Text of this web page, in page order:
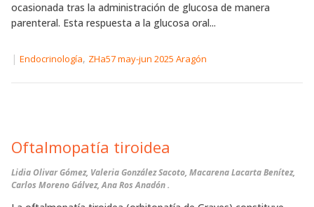
ocasionada tras la administración de glucosa de manera
parenteral. Esta respuesta a la glucosa oral...
| Endocrinología, ZHa57 may-jun 2025 Aragón
Oftalmopatía tiroidea
Lidia Olivar Gómez, Valeria González Sacoto, Macarena Lacarta Benítez,
Carlos Moreno Gálvez, Ana Ros Anadón .